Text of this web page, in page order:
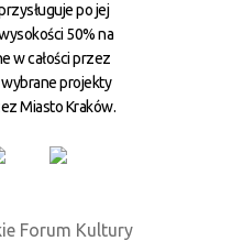
po jej
50% na
w całości przez
projekty
Miasto Kraków.
Forum Kultury